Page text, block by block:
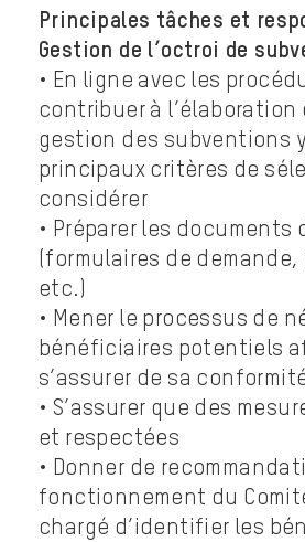
Principales tâches et
Gestion de l’octroi de
• En ligne avec les
contribuer à l’élaboration
gestion des subventions
principaux critères de
considérer
• Préparer les
(formulaires de
etc.)
• Mener le processus de
bénéficiaires potentiels
s’assurer de sa
• S’assurer que des
et respectées
• Donner de
fonctionnement du
chargé d’identifier les